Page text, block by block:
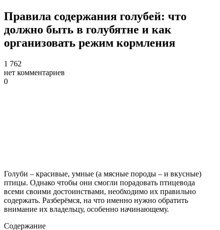
Правила содержания голубей: что
должно быть в голубятне и как
организовать режим кормления
1 762
нет комментариев
0
Голуби – красивые, умные (а мясные породы – и вкусные)
птицы. Однако чтобы они смогли порадовать птицевода
всеми своими достоинствами, необходимо их правильно
содержать. Разберёмся, на что именно нужно обратить
внимание их владельцу, особенно начинающему.
Содержание